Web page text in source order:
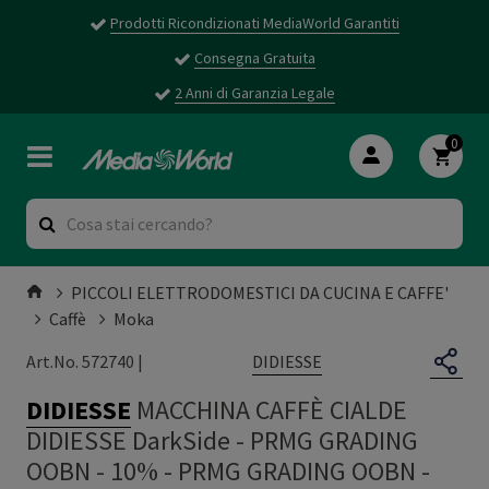
Prodotti Ricondizionati MediaWorld Garantiti
Consegna Gratuita
2 Anni di Garanzia Legale
0
PICCOLI ELETTRODOMESTICI DA CUCINA E CAFFE'
Caffè
Moka
Art.No. 572740 |
DIDIESSE
DIDIESSE MACCHINA CAFFÈ CIALDE
DIDIESSE DarkSide - PRMG GRADING
OOBN - 10% - PRMG GRADING OOBN -